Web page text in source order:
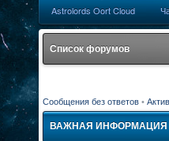
Astrolords Oort Cloud
Список форумов
Сообщения без ответов •
ВАЖНАЯ ИНФОРМАЦИЯ